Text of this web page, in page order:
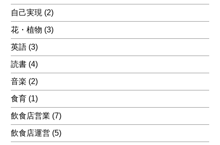
自己実現 (2)
花・植物 (3)
英語 (3)
読書 (4)
音楽 (2)
食育 (1)
飲食店営業 (7)
飲食店運営 (5)